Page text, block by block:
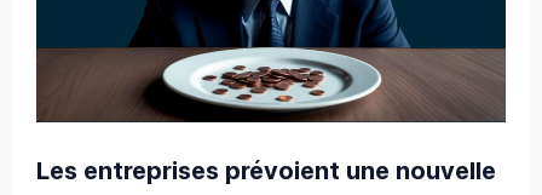
Les entreprises prévoient une nouvelle